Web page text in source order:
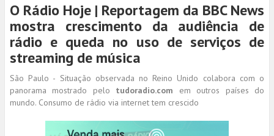
O Rádio Hoje | Reportagem da BBC News
mostra crescimento da audiência de
rádio e queda no uso de serviços de
streaming de música
São Paulo - Situação observada no Reino Unido colabora com o
panorama mostrado pelo tudoradio.com em outros países do
mundo. Consumo de rádio via internet tem crescido